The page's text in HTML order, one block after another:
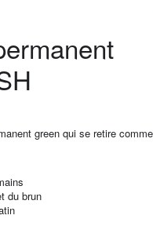
green qui se retire comme
du brun